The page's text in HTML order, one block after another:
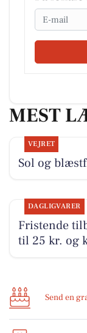
Email
MEST
VEJRET
Sol og
DAGLIGVARER
Fristende
til 25 kr. og
Send en